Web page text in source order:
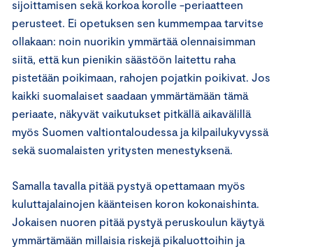
sijoittamisen sekä korkoa korolle -periaatteen
perusteet. Ei opetuksen sen kummempaa tarvitse
ollakaan: noin nuorikin ymmärtää olennaisimman
siitä, että kun pienikin säästöön laitettu raha
pistetään poikimaan, rahojen pojatkin poikivat. Jos
kaikki suomalaiset saadaan ymmärtämään tämä
periaate, näkyvät vaikutukset pitkällä aikavälillä
myös Suomen valtiontaloudessa ja kilpailukyvyssä
sekä suomalaisten yritysten menestyksenä.
Samalla tavalla pitää pystyä opettamaan myös
kuluttajalainojen käänteisen koron kokonaishinta.
Jokaisen nuoren pitää pystyä peruskoulun käytyä
ymmärtämään millaisia riskejä pikaluottoihin ja